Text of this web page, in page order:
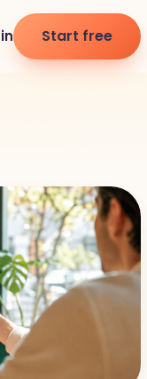
Start free